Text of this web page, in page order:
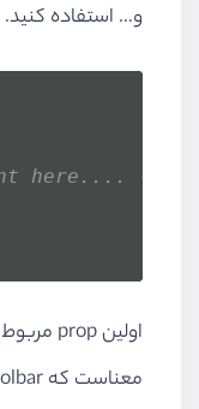
و… استفاده کنید.
here.... -->